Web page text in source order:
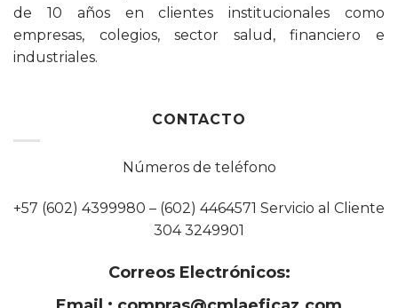
de 10 años en clientes institucionales como
empresas, colegios, sector salud, financiero e
industriales.
CONTACTO
Números de teléfono
+57 (602) 4399980 – (602) 4464571 Servicio al Cliente
304 3249901
Correos Electrónicos: